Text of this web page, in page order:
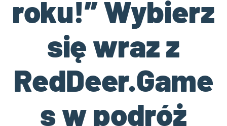
roku!” Wybierz
się wraz z
RedDeer.Game
s w podróż